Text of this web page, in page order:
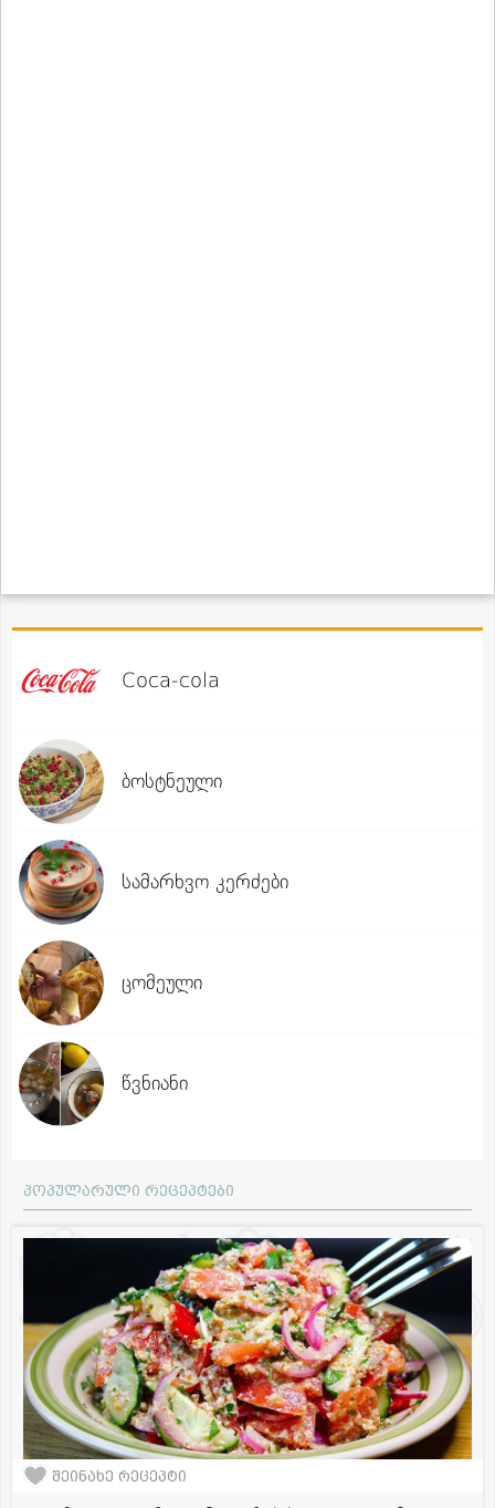
Coca-cola
ბოსტნეული
სამარხვო კერძები
ცომეული
წვნიანი
პოპულარული რეცეპტები
შეინახე რეცეპტი